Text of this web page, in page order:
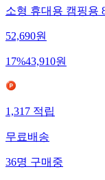
소형 휴대용 캠핑용
52,690원
17%43,910원
1,317적립
무료배송
36명구매중